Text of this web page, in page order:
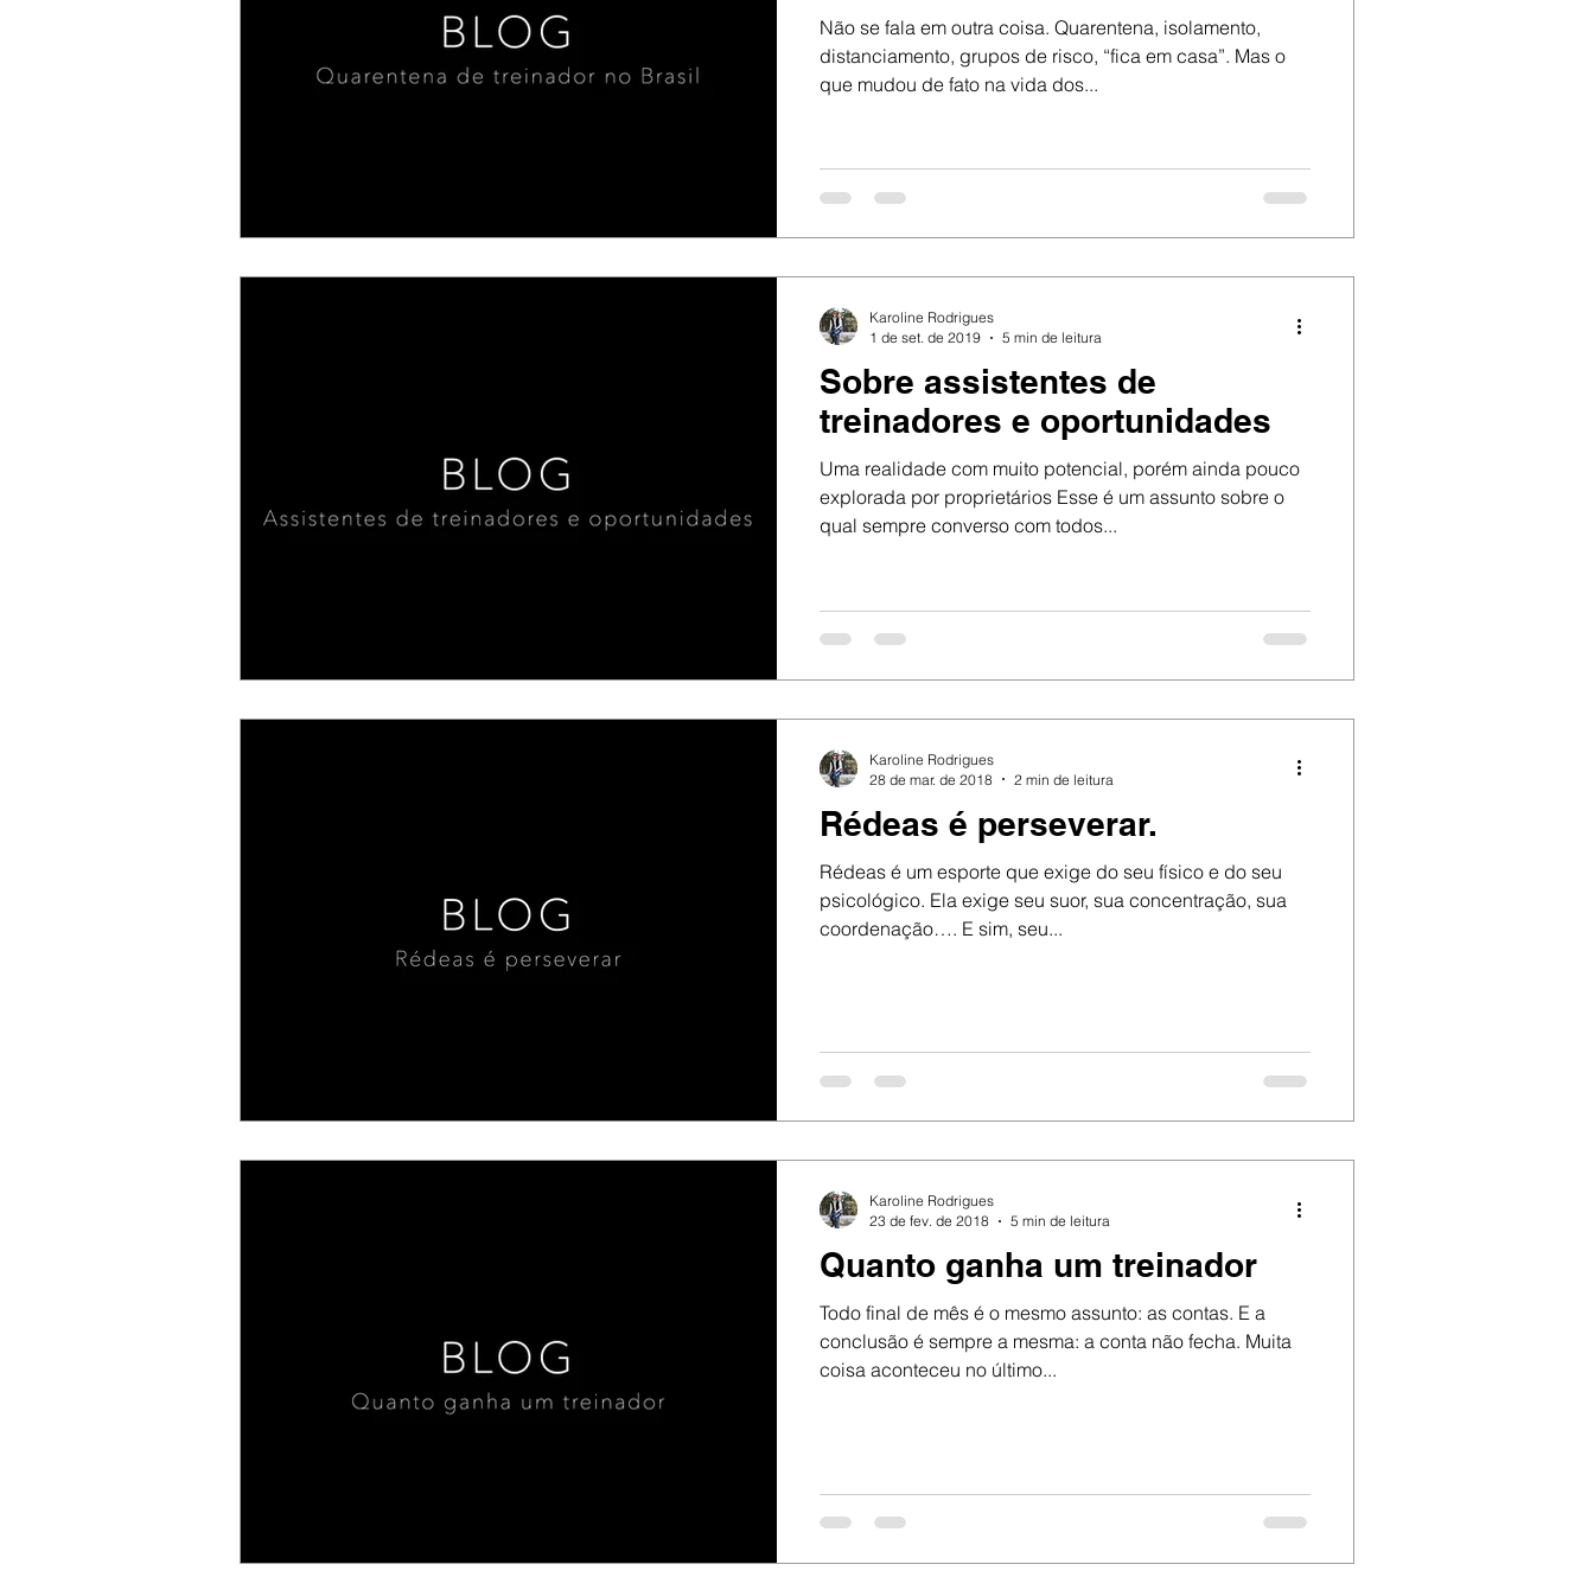
Não se fala em outra coisa. Quarentena, isolamento,
distanciamento, grupos de risco, “fica em casa”. Mas o
que mudou de fato na vida dos...
Sobre assistentes de
treinadores e oportunidades
Uma realidade com muito potencial, porém ainda pouco
explorada por proprietários Esse é um assunto sobre o
qual sempre converso com todos...
Karoline Rodrigues
1 de set. de 2019
5 min de leitura
Rédeas é perseverar.
Rédeas é um esporte que exige do seu físico e do seu
psicológico. Ela exige seu suor, sua concentração, sua
coordenação…. E sim, seu...
Karoline Rodrigues
28 de mar. de 2018
2 min de leitura
Quanto ganha um treinador
Todo final de mês é o mesmo assunto: as contas. E a
conclusão é sempre a mesma: a conta não fecha. Muita
coisa aconteceu no último...
Karoline Rodrigues
23 de fev. de 2018
5 min de leitura